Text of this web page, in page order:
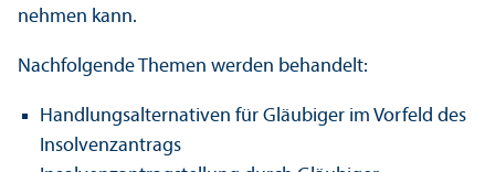
nehmen kann.
Nachfolgende Themen werden behandelt:
Handlungs­alternativen für Gläubiger im Vorfeld des
Insolvenzantrags